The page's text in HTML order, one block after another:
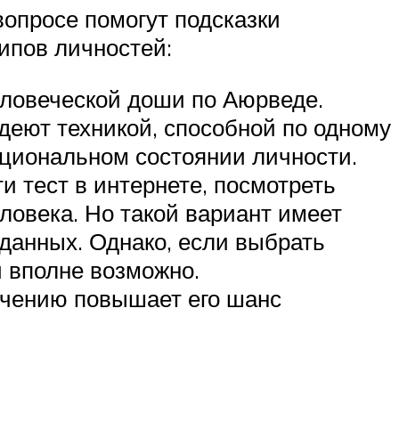
помогут подсказки
личностей:
доши по Аюрведе.
техникой, способной по одному
состоянии личности.
в интернете, посмотреть
Но такой вариант имеет
Однако, если выбрать
возможно.
повышает его шанс